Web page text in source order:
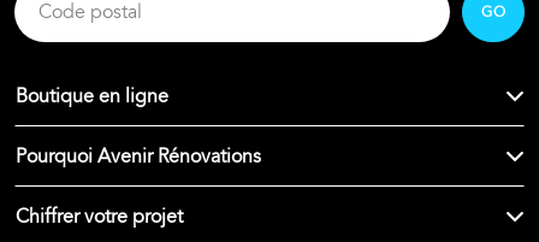
GO
Boutique en ligne
Pourquoi Avenir Rénovations
Chiffrer votre projet